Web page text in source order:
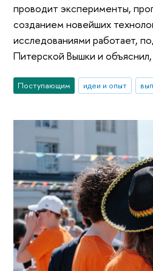
проводит эксперименты,
созданием новейших
исследованиями работает,
Питерской Вышки и
Поступающим идеи и опыт